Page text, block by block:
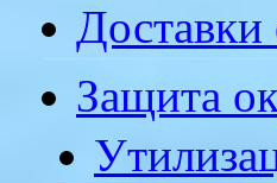
Защита